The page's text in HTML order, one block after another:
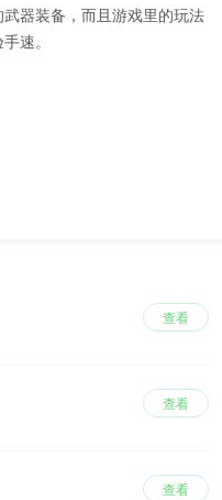
器装备，而且游戏里的玩法
速。
查看
查看
查看